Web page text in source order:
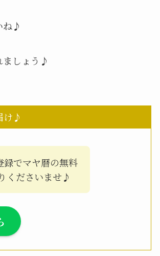
ね♪
ましょう♪
け♪
でマヤ暦の無料
くださいませ♪